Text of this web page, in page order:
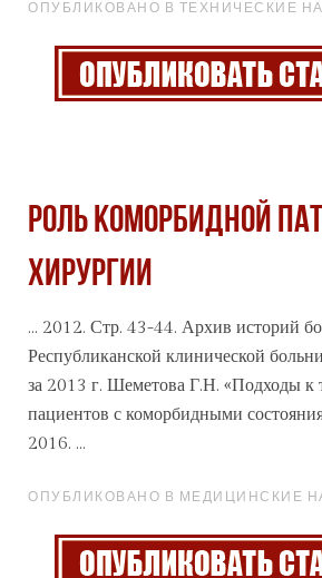
ОПУБЛИКОВАНО В ТЕХНИЧЕСКИЕ
РОЛЬ КОМОРБИДНОЙ
ХИРУРГИИ
... 2012. Стр. 43-44. Архив историй
Республиканской клинической
за 2013 г. Шеметова Г.Н. «Подходы к
пациентов с коморбидными
2016. ...
ОПУБЛИКОВАНО В МЕДИЦИНСКИЕ